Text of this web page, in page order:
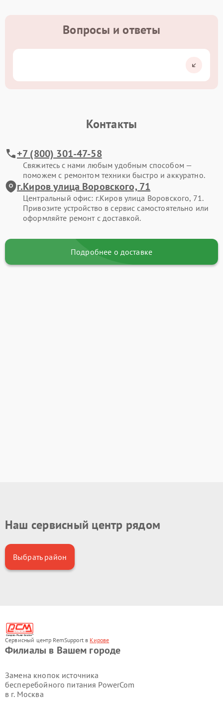
Вопросы и ответы
Контакты
+7 (800) 301-47-58
Свяжитесь с нами любым удобным способом —
поможем с ремонтом техники быстро и аккуратно.
г.Киров улица Воровского, 71
Центральный офис: г.Киров улица Воровского, 71.
Привозите устройство в сервис самостоятельно или
оформляйте ремонт с доставкой.
Подробнее о доставке
Наш сервисный центр рядом
Выбрать район
Сервисный центр RemSupport в Кирове
Филиалы в Вашем городе
Замена кнопок источника
бесперебойного питания PowerCom
в г. Москва